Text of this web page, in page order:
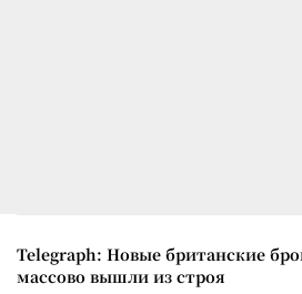
Telegraph: Новые британские
массово вышли из строя